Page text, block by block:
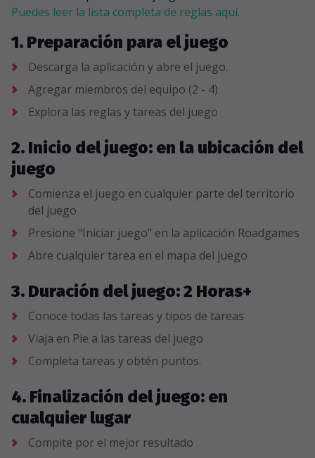
Puedes leer la lista completa de reglas aquí.
1. Preparación para el juego
Descarga la aplicación y abre el juego.
Agregar miembros del equipo (2 - 4)
Explora las reglas y tareas del juego
2. Inicio del juego: en la ubicación del
juego
Comienza el juego en cualquier parte del territorio
del juego
Presione "Iniciar juego" en la aplicación Roadgames
Abre cualquier tarea en el mapa del juego
3. Duración del juego: 2 Horas+
Conoce todas las tareas y tipos de tareas
Viaja en Pie a las tareas del juego
Completa tareas y obtén puntos.
4. Finalización del juego: en
cualquier lugar
Compite por el mejor resultado